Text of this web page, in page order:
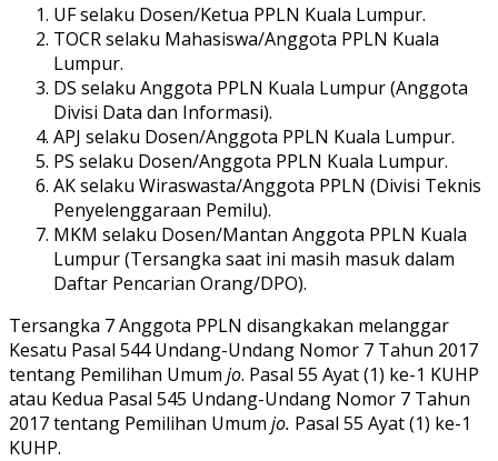
UF selaku Dosen/Ketua PPLN Kuala Lumpur.
TOCR selaku Mahasiswa/Anggota PPLN Kuala
Lumpur.
DS selaku Anggota PPLN Kuala Lumpur (Anggota
Divisi Data dan Informasi).
APJ selaku Dosen/Anggota PPLN Kuala Lumpur.
PS selaku Dosen/Anggota PPLN Kuala Lumpur.
AK selaku Wiraswasta/Anggota PPLN (Divisi Teknis
Penyelenggaraan Pemilu).
MKM selaku Dosen/Mantan Anggota PPLN Kuala
Lumpur (Tersangka saat ini masih masuk dalam
Daftar Pencarian Orang/DPO).
Tersangka 7 Anggota PPLN disangkakan melanggar
Kesatu Pasal 544 Undang-Undang Nomor 7 Tahun 2017
tentang Pemilihan Umum jo. Pasal 55 Ayat (1) ke-1 KUHP
atau Kedua Pasal 545 Undang-Undang Nomor 7 Tahun
2017 tentang Pemilihan Umum jo. Pasal 55 Ayat (1) ke-1
KUHP.